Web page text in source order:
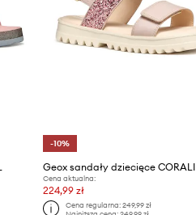
-10%
Geox sandały dziecięce
Cena aktualna:
224,99 zł
Cena regularna: 249,99 zł